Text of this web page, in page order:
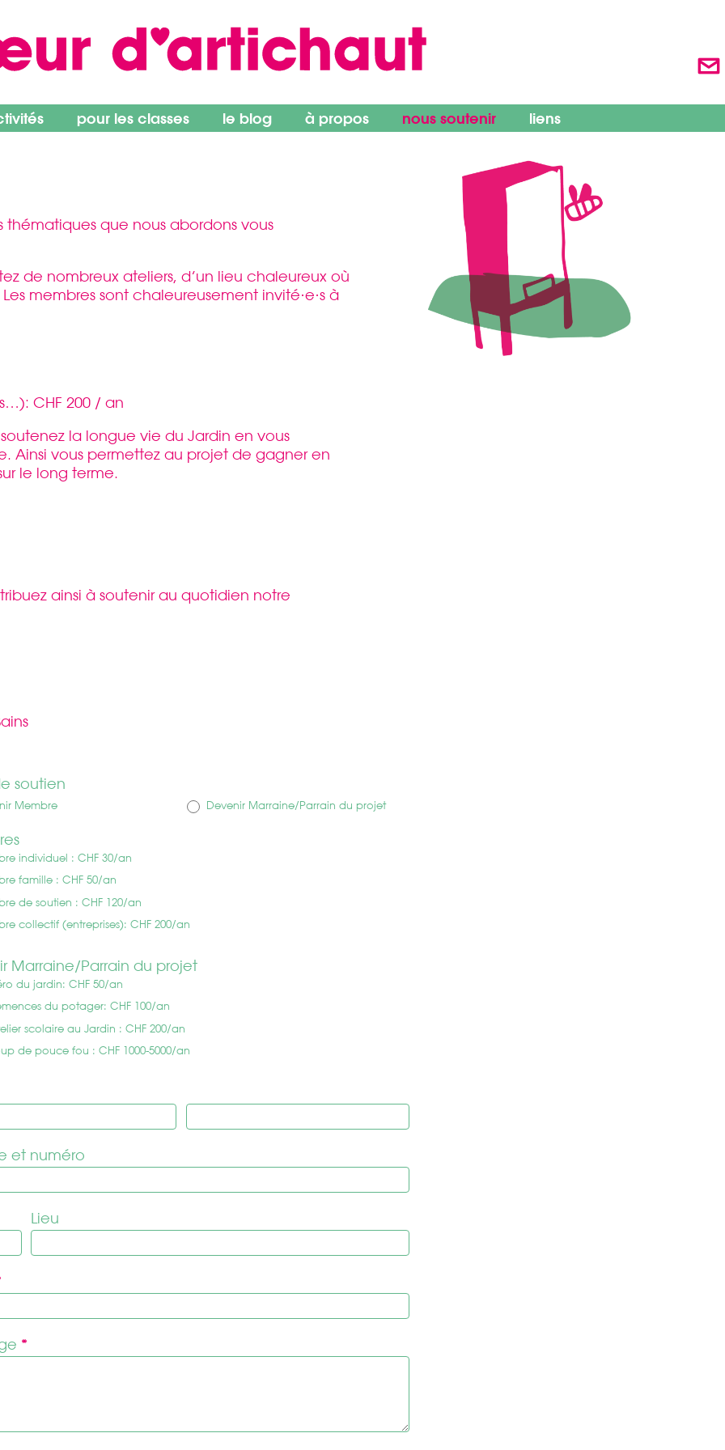
pour les classes le blog à propos nous soutenir liens
thématiques que nous abordons vous
de nombreux ateliers, d’un lieu chaleureux où
membres sont chaleureusement invité·e·s à
CHF 200 / an
la longue vie du Jardin en vous
vous permettez au projet de gagner en
le long terme.
ainsi à soutenir au quotidien notre
soutien
Membre Devenir Marraine/Parrain du projet
individuel : CHF 30/an
famille : CHF 50/an
de soutien : CHF 120/an
collectif (entreprises): CHF 200/an
Marraine/Parrain du projet
du jardin: CHF 50/an
du potager: CHF 100/an
scolaire au Jardin : CHF 200/an
de pouce fou : CHF 1000-5000/an
et numéro
Lieu
*